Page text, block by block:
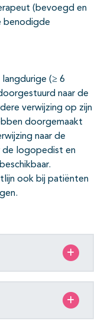
(bevoegd en
benodigde
(≥ 6
naar de
verwijzing op zijn
doorgemaakt
naar de
de logopedist en
beschikbaar.
ook bij patiënten